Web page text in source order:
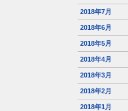
2018年7月
2018年6月
2018年5月
2018年4月
2018年3月
2018年2月
2018年1月